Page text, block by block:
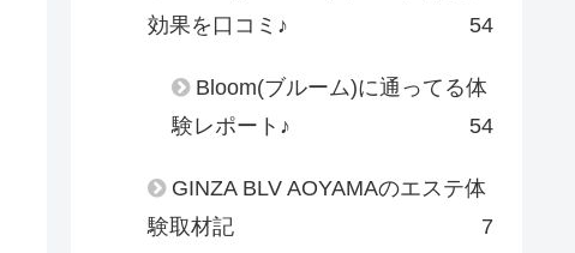
効果を口コミ♪
54
Bloom(ブルーム)に通ってる体
験レポート♪
54
GINZA BLV AOYAMAのエステ体
験取材記
7